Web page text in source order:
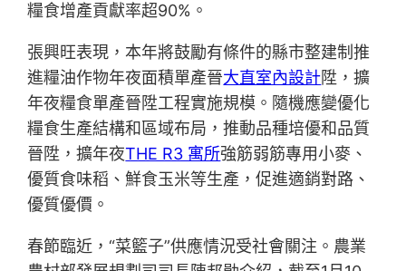
糧食增產貢獻率超90%。
張興旺表現，本年將鼓勵有條件的縣市整建制推
進糧油作物年夜面積單產晉大直室內設計陞，擴
年夜糧食單產晉陞工程實施規模。隨機應變優化
糧食生產結構和區域布局，推動品種培優和品質
晉陞，擴年夜THE R3 寓所強筋弱筋專用小麥、
優質食味稻、鮮食玉米等生產，促進適銷對路、
優質優價。
春節臨近，“菜籃子”供應情況受社會關注。農業